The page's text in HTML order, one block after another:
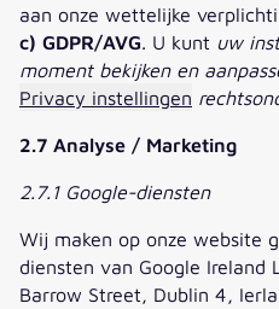
aan onze wettelijke
c) GDPR/AVG . U kunt uw
moment bekijken en
Privacy instellingen
2.7 Analyse / Marketing
2.7.1 Google-diensten
Wij maken op onze website
diensten van Google Ireland
Barrow Street, Dublin 4,